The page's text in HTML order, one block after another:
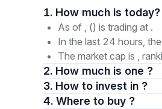
1. How much is today?
As of , () is trading at .
In the last 24 hours,
The market cap is ,
2. How much is one ?
3. How to invest in ?
4. Where to buy ?